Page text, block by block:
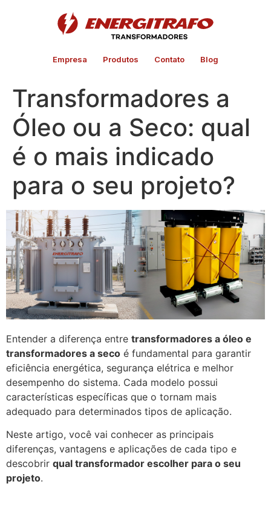
Empresa Produtos Contato Blog
Transformadores a
Óleo ou a Seco: qual
é o mais indicado
para o seu projeto?
Entender a diferença entre transformadores a óleo e
transformadores a seco é fundamental para garantir
eficiência energética, segurança elétrica e melhor
desempenho do sistema. Cada modelo possui
características específicas que o tornam mais
adequado para determinados tipos de aplicação.
Neste artigo, você vai conhecer as principais
diferenças, vantagens e aplicações de cada tipo e
descobrir qual transformador escolher para o seu
projeto.